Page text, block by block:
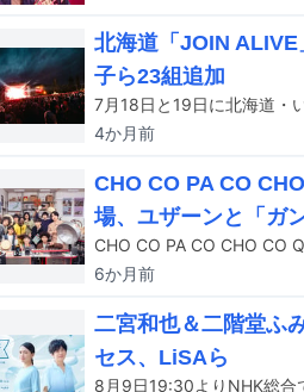
北海道「JOIN
子ら23組追加
4か月前
CHO CO PA CO
場、ユザーンと「ガ
6か月前
二宮和也＆二階堂ふ
セス、LiSAら